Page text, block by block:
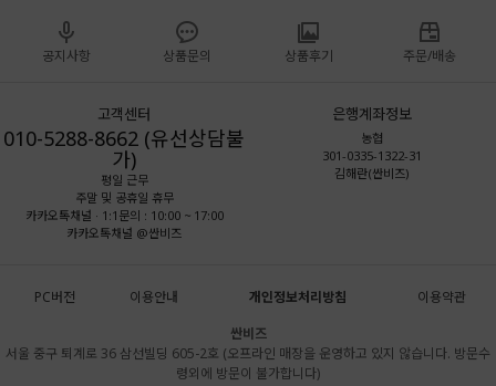
공지사항 상품문의 상품후기 주문/배송
고객센터
010-5288-8662 (유선상담불
가)
평일 근무
주말 및 공휴일 휴무
카카오톡채널 · 1:1문의 : 10:00 ~ 17:00
카카오톡채널 @싼비즈
은행계좌정보
농협
301-0335-1322-31
김해란(싼비즈)
PC버전 이용안내 개인정보처리방침
이용약관
싼비즈
서울 중구 퇴계로 36 삼선빌딩 605-2호 (오프라인 매장을 운영하고 있지 않습니다. 방문수
령외에 방문이 불가합니다)